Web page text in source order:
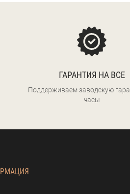
ГАРАНТИЯ НА ВСЕ
Поддерживаем заводскую
часы